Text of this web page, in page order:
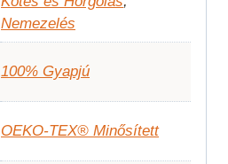
Nemezelés
100% Gyapjú
OEKO-TEX® Minősített